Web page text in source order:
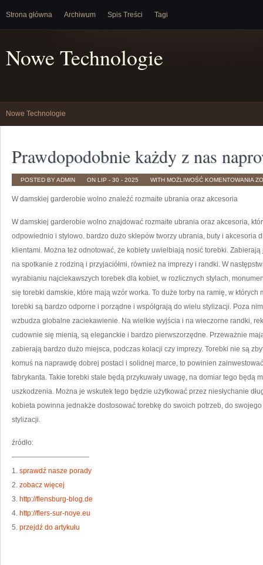
Strona główna Archiwum Spis Treści Tagi
Nowe Technologie
Nowe Technologie
Prawdopodobnie każdy z nas
POSTED BY ADMIN ON LIP - 30 - 2025 WITH MOŻLIWOŚĆ KOMENTOWANIA
W damskiej garderobie wolno znaleźć rozmaite ubrania oraz akcesoria
W damskiej garderobie wolno znajdować rozmaite ubrania oraz akcesoria,
odpowiednio i stylowo. bardzo dużo sklepów tworzy ubrania, buty i akcesoria
klientami. Można też odnotować, że kobiety uwielbiają nosić torebki.
na spotkanie z rodziną i przyjaciółmi, również na imprezy i randki. W
wyrabianiu najciekawszych torebek dla kobiet, w rozlicznych stylach,
się torebki damskie, które mają wzór worka. To duże torby na ramię, w których
torebki są bardzo odporne i porządne i współgrają do wielu stylizacji. Poza
wzbudza globalne zaciekawienie. Na wielkie wyjścia i na wieczorne randki,
cudownie się mienią, są eleganckie i bardzo pierwszorzędne. Przeważnie
zabierają bardzo dużo miejsca, podczas kolacji czy imprezy. Torebki nie są
komuś na naprawdę dobrej postaci i solidnej marce, to powinien
fabrykanta. Takie torebki stale będą przykuwały uwagę, na domiar tego będą
uszkodzenia. Można je wskutek tego będzie użytkować przez niesłychanie
kobieta powinna jednakże dostosować torebkę do swoich potrzeb, do
stylizacji.
źródło:
———————————
1. sprawdź nasze porady
2. zobacz więcej
3. http://flensburg-blog.de
4. http://flers-sur-noye.eu
5. przejdź do artykułu